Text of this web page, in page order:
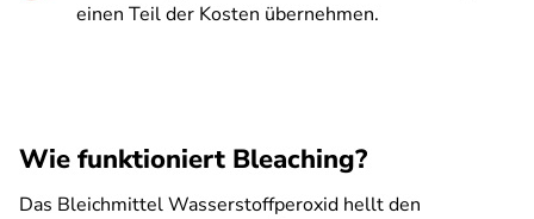
einen Teil der Kosten übernehmen.
Wie funktioniert Bleaching?
Das Bleichmittel Wasser­stoff­peroxid hellt den